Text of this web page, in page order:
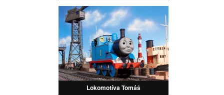
Lokomotíva Tomáš